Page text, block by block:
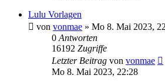
Lulu Vorlagen
von vonmae » Mo 8. Mai 2023,
0 Antworten
16192 Zugriffe
Letzter Beitrag von vonmae
Mo 8. Mai 2023, 22:28